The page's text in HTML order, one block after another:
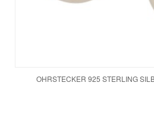
OHRSTECKER 925 STERLING